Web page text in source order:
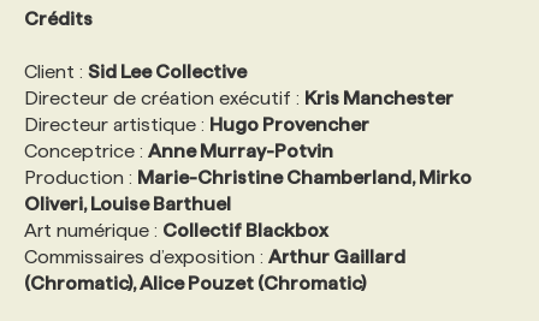
Crédits
Client : Sid Lee Collective
Directeur de création exécutif : Kris Manchester
Directeur artistique : Hugo Provencher
Conceptrice : Anne Murray-Potvin
Production : Marie-Christine Chamberland, Mirko
Oliveri, Louise Barthuel
Art numérique : Collectif Blackbox
Commissaires d’exposition : Arthur Gaillard
(Chromatic), Alice Pouzet (Chromatic)